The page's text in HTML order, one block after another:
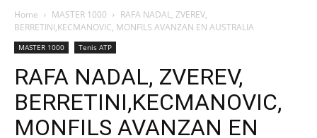
Home MASTER 1000
RAFA NADAL, ZVEREV,
BERRETINI,KECMANOVIC, MONFILS AVANZAN EN AUSTRALIA
MASTER 1000 Tenis ATP
RAFA NADAL, ZVEREV,
BERRETINI,KECMANOVIC,
MONFILS AVANZAN EN